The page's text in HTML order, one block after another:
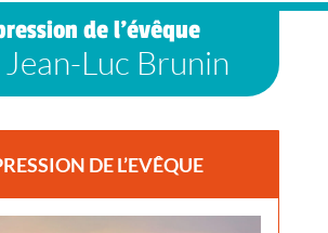
de l’évêque
Luc Brunin
DE L’EVÊQUE